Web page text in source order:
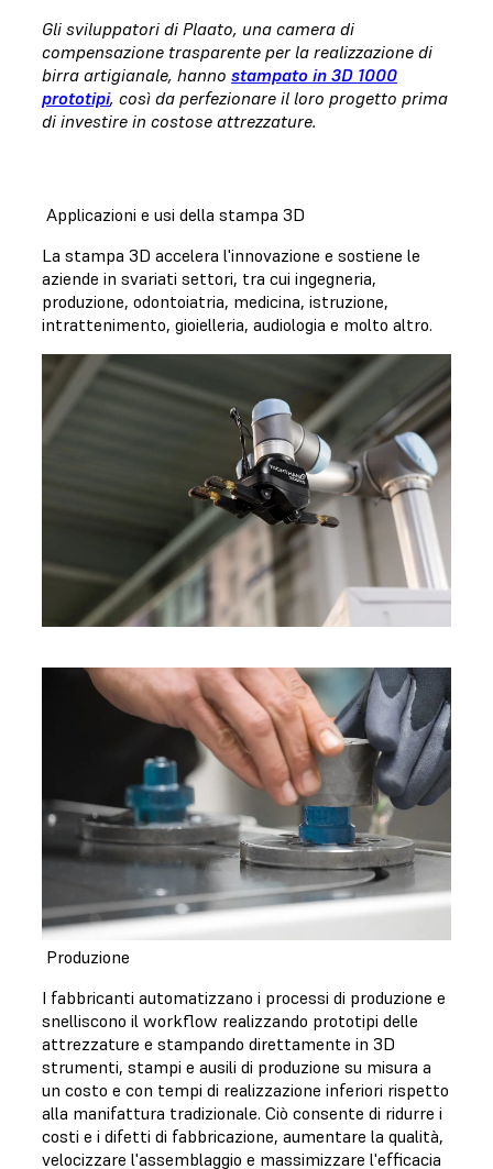
Gli sviluppatori di Plaato, una camera di
compensazione trasparente per la realizzazione di
birra artigianale, hanno stampato in 3D 1000
prototipi, così da perfezionare il loro progetto prima
di investire in costose attrezzature.
Applicazioni e usi della stampa 3D
La stampa 3D accelera l'innovazione e sostiene le
aziende in svariati settori, tra cui ingegneria,
produzione, odontoiatria, medicina, istruzione,
intrattenimento, gioielleria, audiologia e molto altro.
Produzione
I fabbricanti automatizzano i processi di produzione e
snelliscono il workflow realizzando prototipi delle
attrezzature e stampando direttamente in 3D
strumenti, stampi e ausili di produzione su misura a
un costo e con tempi di realizzazione inferiori rispetto
alla manifattura tradizionale. Ciò consente di ridurre i
costi e i difetti di fabbricazione, aumentare la qualità,
velocizzare l'assemblaggio e massimizzare l'efficacia